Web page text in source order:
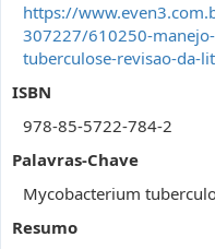
https://
307227/610250-
tuberculose-revisao-da-
ISBN
978-85-5722-784-2
Palavras-Chave
Mycobacterium
Resumo